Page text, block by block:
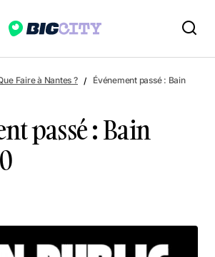
passé : Bain Public 2.0
Faire à Nantes ?
Événement passé : Bain
passé : Bain